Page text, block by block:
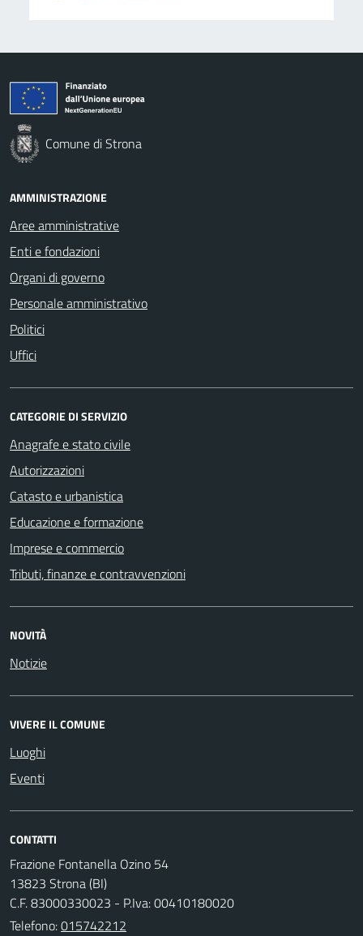
Comune di Strona
AMMINISTRAZIONE
Aree amministrative
Enti e fondazioni
Organi di governo
Personale amministrativo
Politici
Uffici
CATEGORIE DI SERVIZIO
Anagrafe e stato civile
Autorizzazioni
Catasto e urbanistica
Educazione e formazione
Imprese e commercio
Tributi, finanze e contravvenzioni
NOVITÀ
Notizie
VIVERE IL COMUNE
Luoghi
Eventi
CONTATTI
Frazione Fontanella Ozino 54
13823 Strona (BI)
C.F. 83000330023 - P.Iva: 00410180020
Telefono:015742212